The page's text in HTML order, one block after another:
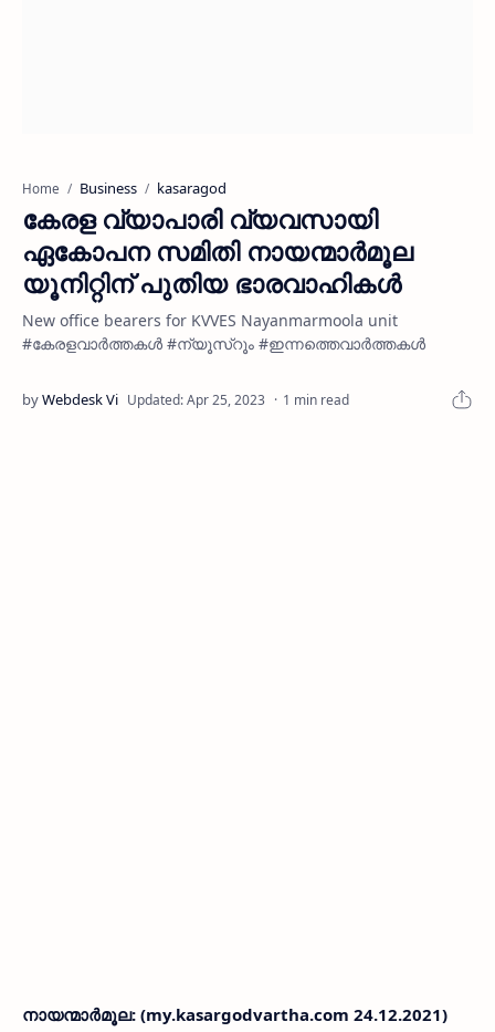
Home Business kasaragod
കേരള വ്യാപാരി വ്യവസായി
ഏകോപന സമിതി നായന്മാർമൂല
യൂനിറ്റിന് പുതിയ ഭാരവാഹികൾ
New office bearers for KVVES Nayanmarmoola unit
#കേരളവാർത്തകൾ #ന്യൂസ്റൂം #ഇന്നത്തെവാർത്തകൾ
1 min read
നായന്മാർമൂല: (my.kasargodvartha.com 24.12.2021)